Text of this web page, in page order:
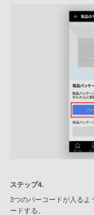
ステップ4.
3つのバーコードが入るよ
ードする。